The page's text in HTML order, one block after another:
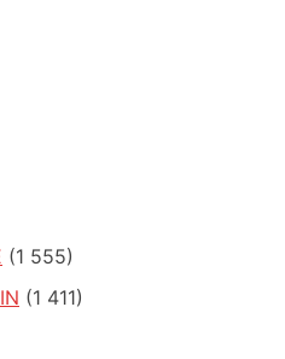
(1 555)
(1 411)